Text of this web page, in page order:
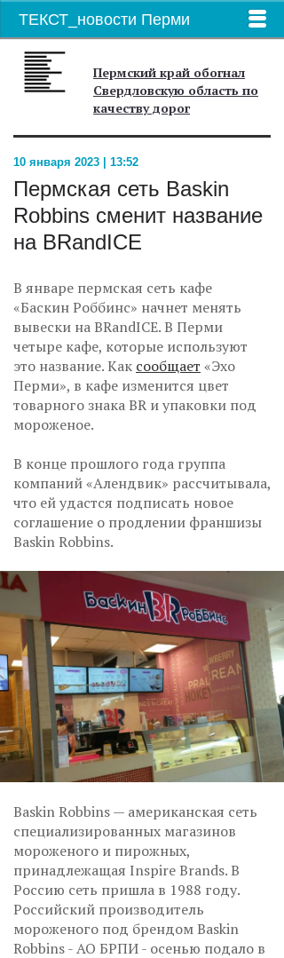
ТЕКСТ_новости Перми
Пермский край обогнал
Свердловскую область по
качеству дорог
10 января 2023 | 13:52
Пермская сеть Baskin
Robbins сменит название
на BRandICE
В январе пермская сеть кафе
«Баскин Роббинс» начнет менять
вывески на BRandICE. В Перми
четыре кафе, которые используют
это название. Как сообщает «Эхо
Перми», в кафе изменится цвет
товарного знака BR и упаковки под
мороженое.
В конце прошлого года группа
компаний «Алендвик» рассчитывала,
что ей удастся подписать новое
соглашение о продлении франшизы
Baskin Robbins.
Baskin Robbins — американская сеть
специализированных магазинов
мороженого и пирожных,
принадлежащая Inspire Brands. В
Россию сеть пришла в 1988 году.
Российский производитель
мороженого под брендом Baskin
Robbins - АО БРПИ - осенью подало в